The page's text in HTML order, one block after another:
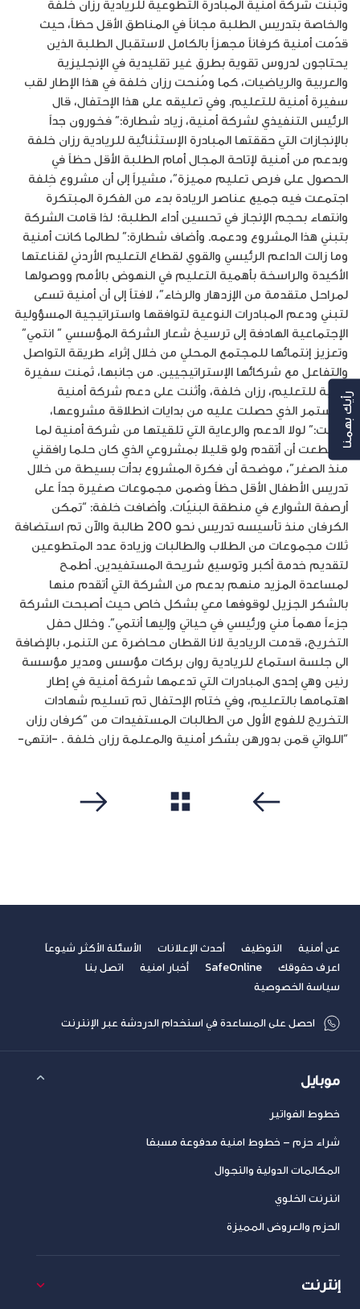
وتبنت شركة أمنية المبادرة التطوعية للريادية رزان خلفة
والخاصة بتدريس الطلبة مجاناً في المناطق الأقل حظاً، حيث
قدّمت أمنية كرفاناً مجهزاً بالكامل لاستقبال الطلبة الذين
يحتاجون لدروس تقوية بطرق غير تقليدية في الإنجليزية
والعربية والرياضيات، كما ومُنحت رزان خلفة في هذا الإطار لقب
سفيرة أمنية للتعليم. وفي تعليقه على هذا الإحتفال، قال
الرئيس التنفيذي لشركة أمنية، زياد شطارة:” فخورون جداً
بالإنجازات التي حققتها المبادرة الإستثنائية للريادية رزان خلفة
وبدعم من أمنية لإتاحة المجال أمام الطلبة الأقل حظاً في
الحصول على فرص تعليم مميزة”، مشيراً إلى أن مشروع خِلفة
اجتمعت فيه جميع عناصر الريادة بدء من الفكرة المبتكرة
وانتهاء بحجم الإنجاز في تحسين أداء الطلبة؛ لذا قامت الشركة
بتبني هذا المشروع ودعمه. وأضاف شطارة:” لطالما كانت أمنية
وما زالت الداعم الرئيسي والقوي لقطاع التعليم الأردني لقناعتها
الأكيدة والراسخة بأهمية التعليم في النهوض بالأمم ووصولها
لمراحل متقدمة من الإزدهار والرخاء”، لافتاً إلى أن أمنية تسعى
لتبني ودعم المبادرات النوعية لتوافقها واستراتيجية المسؤولية
الإجتماعية الهادفة إلى ترسيخ شعار الشركة المؤسسي ” انتمي”
وتعزيز إنتمائها للمجتمع المحلي من خلال إثراء طريقة التواصل
والتفاعل مع شركائها الإستراتيجيين. من جانبها، ثمنت سفيرة
أمنية للتعليم، رزان خلفة، وأثنت على دعم شركة أمنية
المستمر الذي حصلت عليه من بدايات انطلاقة مشروعها،
وقالت:” لولا الدعم والرعاية التي تلقيتها من شركة أمنية لما
استطعت أن أتقدم ولو قليلا بمشروعي الذي كان حلما رافقني
منذ الصغر”، موضحة أن فكرة المشروع بدأت بسيطة من خلال
تدريس الأطفال الأقل حظاً وضمن مجموعات صغيرة جداً على
أرصفة الشوارع في منطقة البنيّات. وأضافت خلفة: “تمكن
الكرفان منذ تأسيسه تدريس نحو 200 طالبة والآن تم استضافة
ثلاث مجموعات من الطلاب والطالبات وزيادة عدد المتطوعين
لتقديم خدمة أكبر وتوسيع شريحة المستفيدين. أطمح
لمساعدة المزيد منهم بدعم من الشركة التي أتقدم منها
بالشكر الجزيل لوقوفها معي بشكل خاص حيث أصبحت الشركة
جزءاً مهماً مني ورئيسي في حياتي وإليها أنتمي”. وخلال حفل
التخريج، قدمت الريادية لانا القطان محاضرة عن التنمر، بالإضافة
الى جلسة استماع للريادية روان بركات مؤسس ومدير مؤسسة
رنين وهي إحدى المبادرات التي تدعمها شركة أمنية في إطار
اهتمامها بالتعليم، وفي ختام الإحتفال تم تسليم شهادات
التخريج للفوج الأول من الطالبات المستفيدات من “كرفان رزان
“اللواتي قمن بدورهن بشكر أمنية والمعلمة رزان خلفة . -انتهى-
عن أمنية التوظيف أحدث الإعلانات
الأسئلة الأكثر شيوعاً
اعرف حقوقك
SafeOnline أخبار امنية
اتصل بنا
سياسة الخصوصية
احصل على المساعدة في استخدام الدردشة عبر الإنترنت
موبايل
خطوط الفواتير
شراء حزم – خطوط امنية مدفوعة مسبقا
المكالمات الدولية والتجوال
انترنت الخلوي
الحزم والعروض المميزة
إنترنت
رأيك بهمنا